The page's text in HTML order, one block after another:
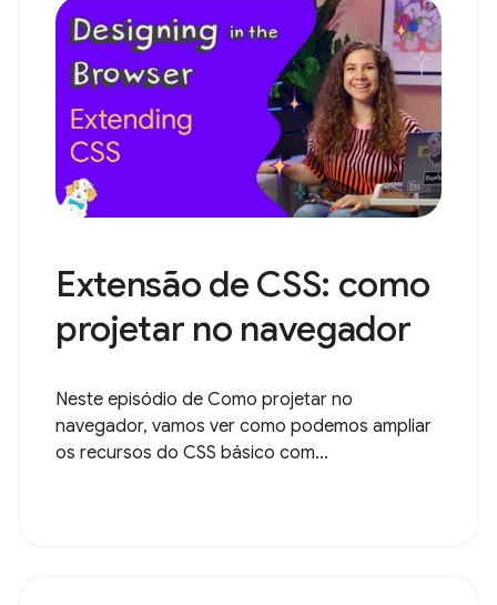
Extensão de CSS: como
projetar no navegador
Neste episódio de Como projetar no
navegador, vamos ver como podemos ampliar
os recursos do CSS básico com...